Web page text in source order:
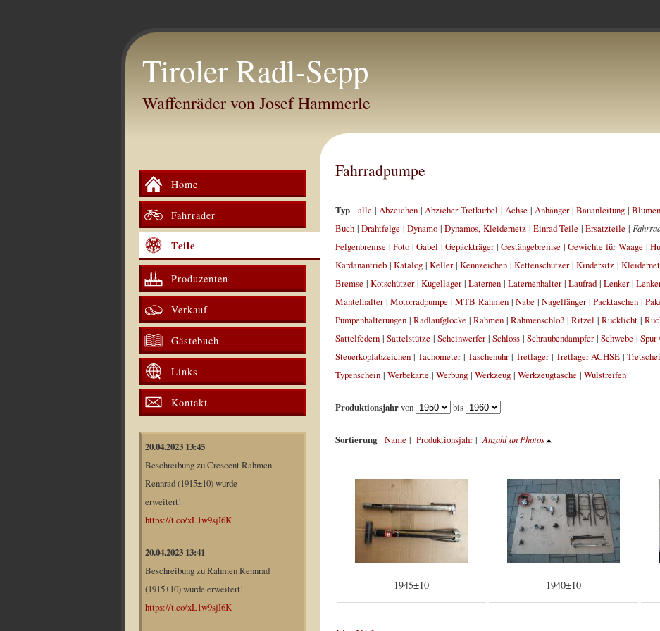
Tiroler Radl-Sepp
Waffenräder von Josef Hammerle
Home
Fahrräder
Teile
Produzenten
Verkauf
Gästebuch
Links
Kontakt
20.04.2023 13:45
Beschreibung zu Crescent Rahmen
Rennrad (1915±10) wurde
erweitert!
https://t.co/xL1w9sjI6K
20.04.2023 13:41
Beschreibung zu Rahmen Rennrad
(1915±10) wurde erweitert!
https://t.co/xL1w9sjI6K
Fahrradpumpe
Typ alle| Abzeichen| Abzieher Tretkurbel | Achse| Anhänger| Bauanleitung|
Buch| Drahtfelge| Dynamo| Dynamos, Kleidernetz| Einrad-Teile| Ersatzteile|
Felgenbremse| Foto| Gabel | Gepäckträger| Gestängebremse| Gewichte für Waage|
Kardanantrieb| Katalog| Keller| Kennzeichen| Kettenschützer| Kindersitz|
Bremse| Kotschützer| Kugellager| Laternen| Laternenhalter| Laufrad| Lenker|
Mantelhalter| Motorradpumpe| MTB Rahmen| Nabe| Nagelfänger| Packtaschen|
Pumpenhalterungen| Radlaufglocke| Rahmen| Rahmenschloß| Ritzel | Rücklicht|
Sattelfedern| Sattelstütze| Scheinwerfer| Schloss| Schraubendampfer| Schwebe| Spur
Steuerkopfabzeichen| Tachometer| Taschenuhr| Tretlager| Tretlager-ACHSE|
Typenschein| Werbekarte| Werbung| Werkzeug| Werkzeugtasche| Wulstreifen
Produktionsjahrvon bis
Sortierung Name| Produktionsjahr|Anzahl an Photos
1945±10 1940±10